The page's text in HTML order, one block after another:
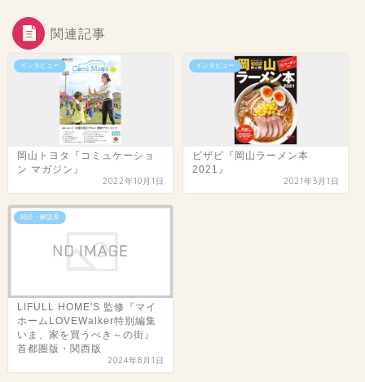
関連記事
インタビュー
岡山トヨタ『コミュケーショ
ン マガジン』
2022年10月1日
インタビュー
ビザビ『岡山ラーメン本
2021』
2021年3月1日
紹介・解説系
LIFULL HOME'S 監修『マイ
ホームLOVEWalker特別編集
いま、家を買うべき～の街』
首都圏版・関西版
2024年8月1日